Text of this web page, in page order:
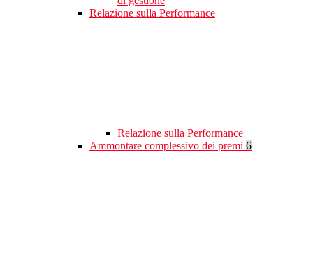
Relazione sulla Performance
Relazione sulla Performance
Ammontare complessivo dei premi 6